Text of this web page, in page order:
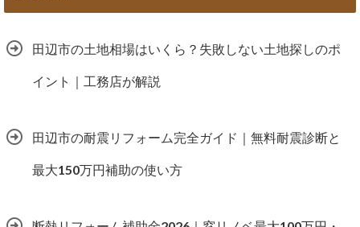
田辺市の土地相場はいくら？失敗しない土地探しのポ
イント｜工務店が解説
田辺市の耐震リフォーム完全ガイド｜無料耐震診断と
最大150万円補助の使い方